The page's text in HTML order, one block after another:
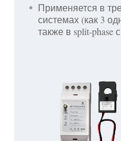
Применяется в
системах (как 3
также в split-phase